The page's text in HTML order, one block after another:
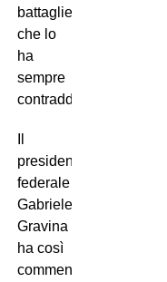
battagliero
che lo
ha
sempre
contraddistinto.
presidente
federale
Gabriele
Gravina
ha così
commentato